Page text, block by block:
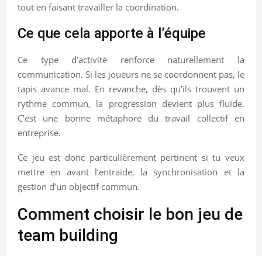
tout en faisant travailler la coordination.
Ce que cela apporte à l’équipe
Ce type d’activité renforce naturellement la
communication. Si les joueurs ne se coordonnent pas, le
tapis avance mal. En revanche, dès qu’ils trouvent un
rythme commun, la progression devient plus fluide.
C’est une bonne métaphore du travail collectif en
entreprise.
Ce jeu est donc particulièrement pertinent si tu veux
mettre en avant l’entraide, la synchronisation et la
gestion d’un objectif commun.
Comment choisir le bon jeu de
team building